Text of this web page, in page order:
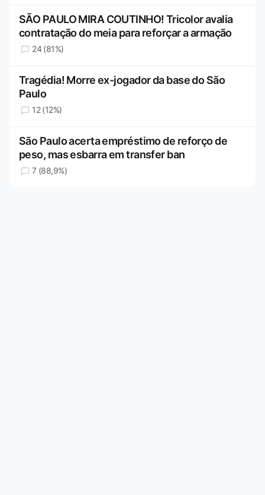
SÃO PAULO MIRA COUTINHO! Tricolor avalia
contratação do meia para reforçar a armação
24 (81%)
Tragédia! Morre ex-jogador da base do São
Paulo
12 (12%)
São Paulo acerta empréstimo de reforço de
peso, mas esbarra em transfer ban
7 (88,9%)